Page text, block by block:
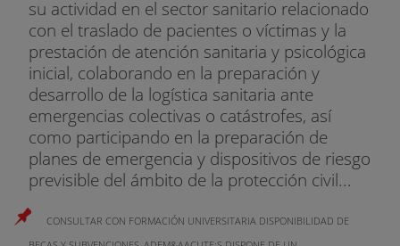
su actividad en el sector sanitario relacionado
con el traslado de pacientes o víctimas y la
prestación de atención sanitaria y psicológica
inicial, colaborando en la preparación y
desarrollo de la logística sanitaria ante
emergencias colectivas o catástrofes, así
como participando en la preparación de
planes de emergencia y dispositivos de riesgo
previsible del ámbito de la protección civil...
CONSULTAR CON FORMACIÓN UNIVERSITARIA DISPONIBILIDAD DE